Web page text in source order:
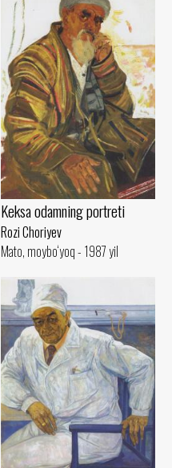
Keksa odamning portreti
Rozi Choriyev
Mato, moybo‘yoq - 1987 yil